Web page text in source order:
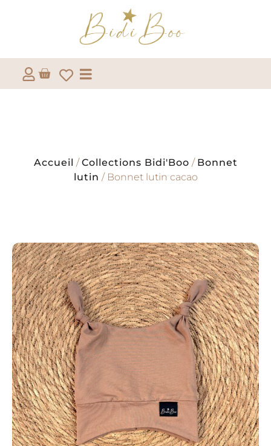
Accueil /Collections Bidi'Boo / Bonnet
lutin / Bonnet lutin cacao